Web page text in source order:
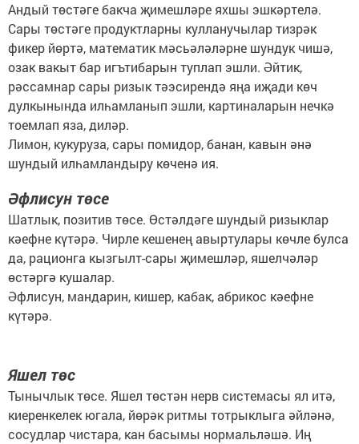
Андый төстәге бакча җимешләре яхшы эшкәртелә.
Сары төстәге продуктларны кулланучылар тизрәк
фикер йөртә, математик мәсьәләләрне шундук чишә,
озак вакыт бар игътибарын туплап эшли. Әйтик,
рәссамнар сары ризык тәэсирендә яңа иҗади көч
дулкынында илһамланып эшли, картиналарын нечкә
тоемлап яза, диләр.
Лимон, кукуруза, сары помидор, банан, кавын әнә
шундый илһамландыру көченә ия.
Әфлисун төсе
Шатлык, позитив төсе. Өстәлдәге шундый ризыклар
кәефне күтәрә. Чирле кешенең авыртулары көчле булса
да, рационга кызгылт-сары җимешләр, яшелчәләр
өстәргә кушалар.
Әфлисун, мандарин, кишер, кабак, абрикос кәефне
күтәрә.
Яшел төс
Тынычлык төсе. Яшел төстән нерв системасы ял итә,
киеренкелек югала, йөрәк ритмы тотрыклыга әйләнә,
сосудлар чистара, кан басымы нормальләшә. Иң